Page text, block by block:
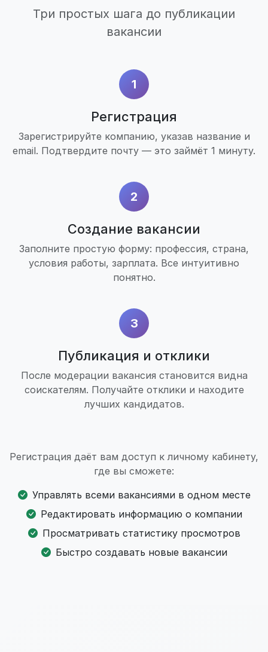
Три простых шага до публикации
вакансии
1
Регистрация
Зарегистрируйте компанию, указав название и
email. Подтвердите почту — это займёт 1 минуту.
2
Создание вакансии
Заполните простую форму: профессия, страна,
условия работы, зарплата. Все интуитивно
понятно.
3
Публикация и отклики
После модерации вакансия становится видна
соискателям. Получайте отклики и находите
лучших кандидатов.
Регистрация даёт вам доступ к личному кабинету,
где вы сможете:
Управлять всеми вакансиями в одном месте
Редактировать информацию о компании
Просматривать статистику просмотров
Быстро создавать новые вакансии